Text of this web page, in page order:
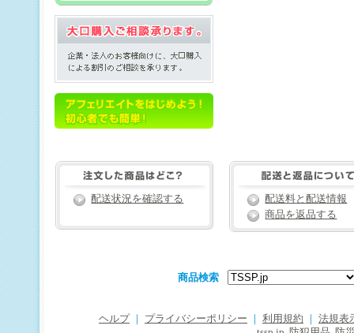
配送状況を確認する
配送料と配送情報
商品を返品する
商品検索
ヘルプ プライバシーポリシー 利用規約
法規表